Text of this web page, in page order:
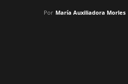
Por María Auxiliadora Morles